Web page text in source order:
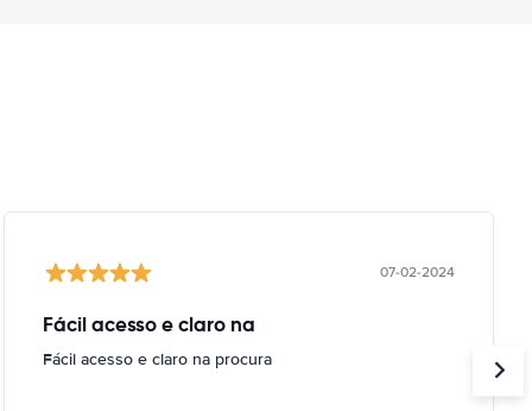
07-02-2024
Fácil acesso e claro na
Fácil acesso e claro na procura